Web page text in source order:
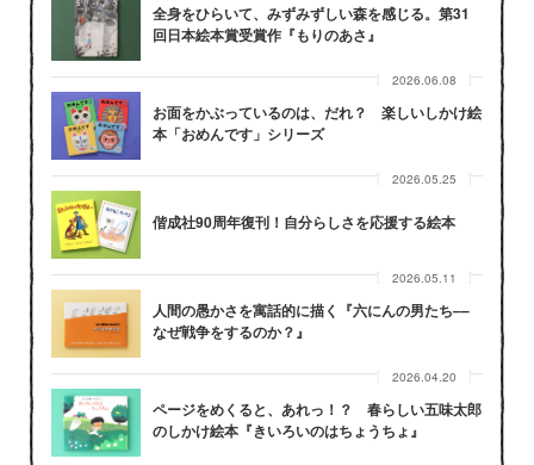
全身をひらいて、みずみずしい森を感じる。第31
回日本絵本賞受賞作『もりのあさ』
2026.06.08
お面をかぶっているのは、だれ？ 楽しいしかけ絵
本「おめんです」シリーズ
2026.05.25
偕成社90周年復刊！自分らしさを応援する絵本
2026.05.11
人間の愚かさを寓話的に描く『六にんの男たち––
なぜ戦争をするのか？』
2026.04.20
ページをめくると、あれっ！？ 春らしい五味太郎
のしかけ絵本『きいろいのはちょうちょ』